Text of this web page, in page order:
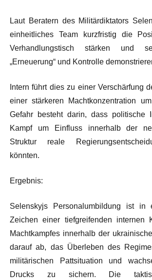
Laut Beratern des Militärdiktators
einheitliches Team kurzfristig die
Verhandlungstisch stärken und
„Erneuerung“ und Kontrolle
Intern führt dies zu einer Verschärfung
einer stärkeren Machtkonzentration
Gefahr besteht darin, dass politische
Kampf um Einfluss innerhalb der
Struktur reale
könnten.
Ergebnis:
Selenskyjs Personalumbildung ist in
Zeichen einer tiefgreifenden internen
Machtkampfes innerhalb der
darauf ab, das Überleben des
militärischen Pattsituation und
Drucks zu sichern. Die